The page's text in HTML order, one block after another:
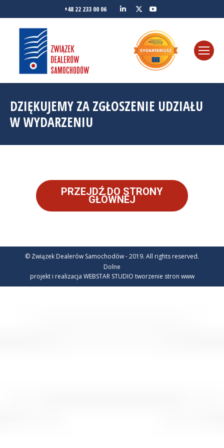
+48 22 233 00 06
Linkedin
Twitter
DZIĘKUJEMY ZA ZGŁOSZENIE UDZIAŁU
W WYDARZENIU
PRZEJDŹ DO STRONY
GŁÓWNEJ
© Związek Dealerów Samochodów - 2019. All rights reserved.
Dolne
projekt i realizacja WEBSTAR STUDIO tworzenie stron www